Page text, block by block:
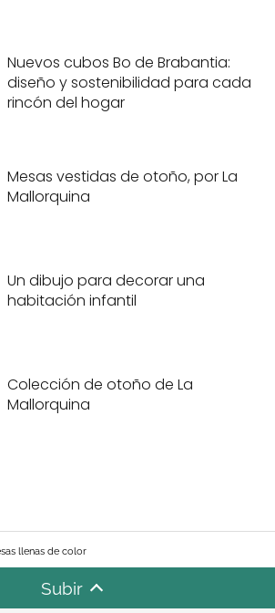
Nuevos cubos Bo de Brabantia:
diseño y sostenibilidad para cada
rincón del hogar
Mesas vestidas de otoño, por La
Mallorquina
Un dibujo para decorar una
habitación infantil
Colección de otoño de La
Mallorquina
llenas de color
Subir